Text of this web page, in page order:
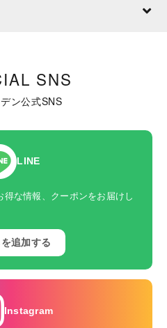
SNS
ン公式SNS
LINE
な情報、クーポンをお届けし
追加する
Instagram